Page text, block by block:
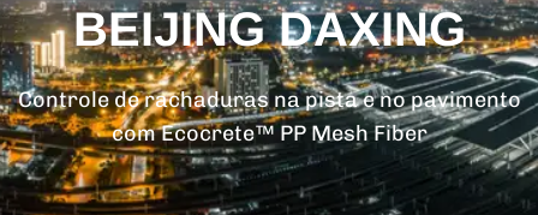
BEIJING DAXING
Controle de rachaduras na pista e no pavimento
com Ecocrete™ PP Mesh Fiber